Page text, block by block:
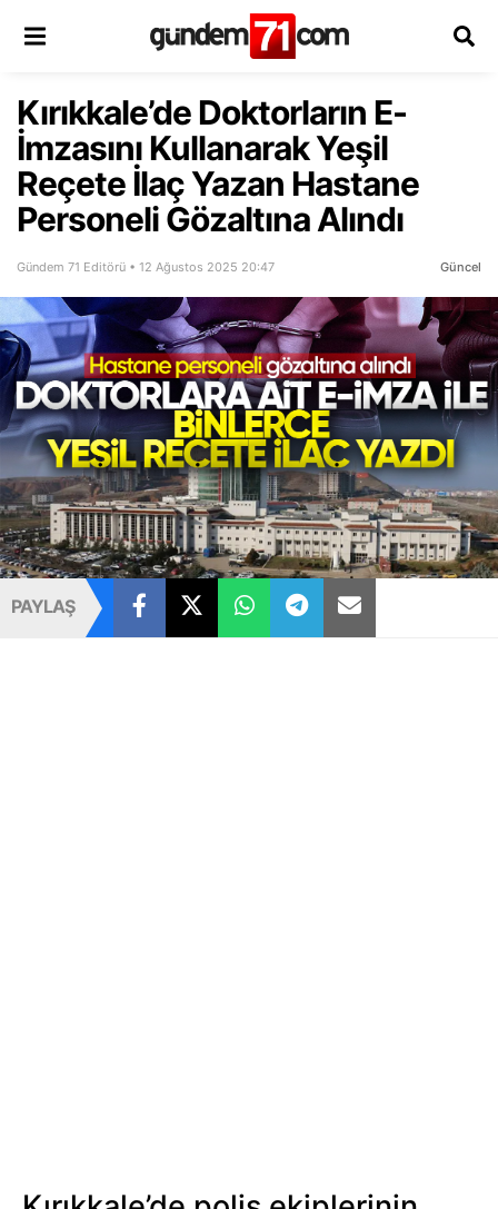
Kırıkkale’de Doktorların E-
İmzasını Kullanarak Yeşil
Reçete İlaç Yazan Hastane
Personeli Gözaltına Alındı
Gündem 71 Editörü • 12 Ağustos 2025 20:47 Güncel
PAYLAŞ